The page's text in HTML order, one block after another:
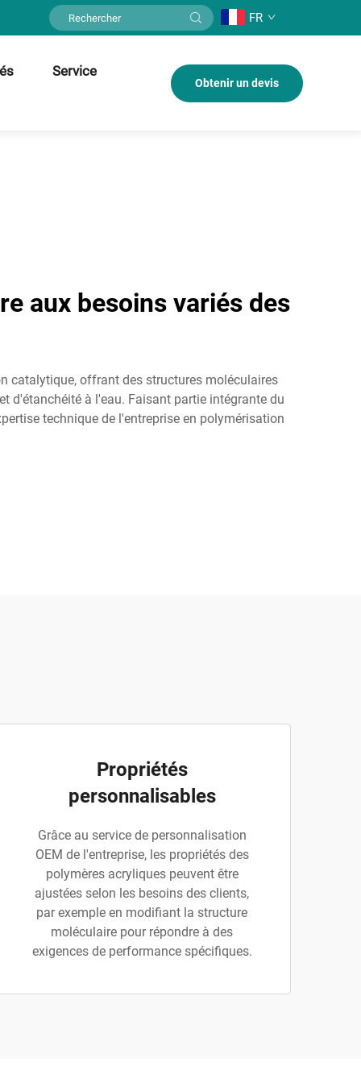
FR
Service
Obtenir un devis
aux besoins variés des
catalytique, offrant des structures moléculaires
d'étanchéité à l'eau. Faisant partie intégrante du
technique de l'entreprise en polymérisation
Propriétés
personnalisables
Grâce au service de personnalisation
OEM de l'entreprise, les propriétés des
polymères acryliques peuvent être
ajustées selon les besoins des clients,
par exemple en modifiant la structure
moléculaire pour répondre à des
exigences de performance spécifiques.